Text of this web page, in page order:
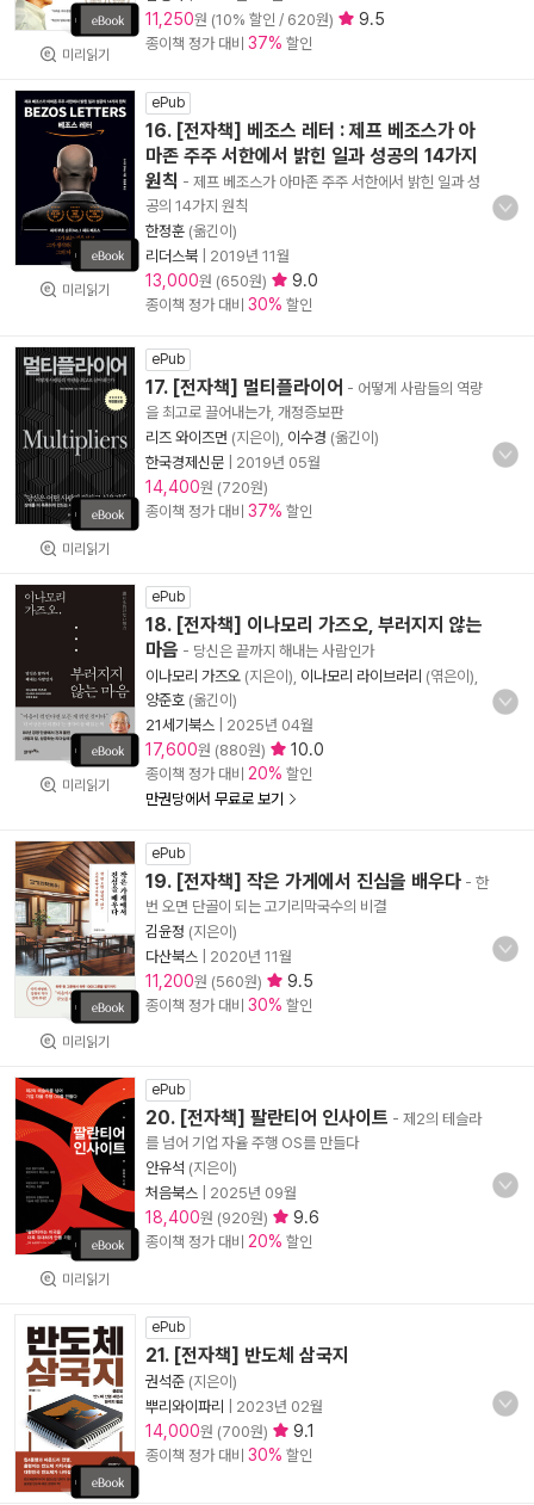
미리읽기
11,250원 (10% 할인 / 620원) 9.5
종이책 정가 대비 37% 할인
미리읽기
ePub
16. [전자책] 베조스 레터 : 제프 베조스가 아
마존 주주 서한에서 밝힌 일과 성공의 14가지
원칙 - 제프 베조스가 아마존 주주 서한에서 밝힌 일과 성
공의 14가지 원칙
한정훈 (옮긴이)
리더스북
2019년 11월
13,000원 (650원) 9.0
종이책 정가 대비 30% 할인
미리읽기
ePub
17. [전자책] 멀티플라이어 - 어떻게 사람들의 역량
을 최고로 끌어내는가, 개정증보판
리즈 와이즈먼 (지은이), 이수경 (옮긴이)
한국경제신문
2019년 05월
14,400원 (720원)
종이책 정가 대비 37% 할인
미리읽기
ePub
18. [전자책] 이나모리 가즈오, 부러지지 않는
마음 - 당신은 끝까지 해내는 사람인가
이나모리 가즈오 (지은이), 이나모리 라이브러리 (엮은이),
양준호 (옮긴이)
21세기북스
2025년 04월
17,600원 (880원) 10.0
종이책 정가 대비 20% 할인
만권당에서 무료로 보기
미리읽기
ePub
19. [전자책] 작은 가게에서 진심을 배우다 - 한
번 오면 단골이 되는 고기리막국수의 비결
김윤정 (지은이)
다산북스
2020년 11월
11,200원 (560원) 9.5
종이책 정가 대비 30% 할인
미리읽기
ePub
20. [전자책] 팔란티어 인사이트 - 제2의 테슬라
를 넘어 기업 자율 주행 OS를 만들다
안유석 (지은이)
처음북스
2025년 09월
18,400원 (920원) 9.6
종이책 정가 대비 20% 할인
ePub
21. [전자책] 반도체 삼국지
권석준 (지은이)
뿌리와이파리
2023년 02월
14,000원 (700원) 9.1
종이책 정가 대비 30% 할인